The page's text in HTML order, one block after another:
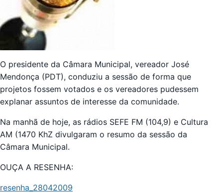
O presidente da Câmara Municipal, vereador José
Mendonça (PDT), conduziu a sessão de forma que
projetos fossem votados e os vereadores pudessem
explanar assuntos de interesse da comunidade.
Na manhã de hoje, as rádios SEFE FM (104,9) e Cultura
AM (1470 KhZ divulgaram o resumo da sessão da
Câmara Municipal.
OUÇA A RESENHA:
resenha_28042009